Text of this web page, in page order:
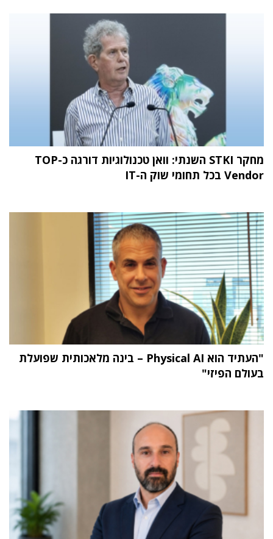
מחקר STKI השנתי: וואן טכנולוגיות דורגה כ-TOP
Vendor בכל תחומי שוק ה-IT
"העתיד הוא Physical AI – בינה מלאכותית שפועלת
בעולם הפיזי"